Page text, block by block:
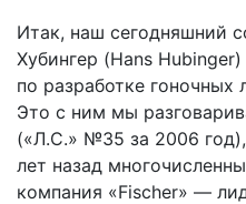
Итак, наш сегодняшний
Хубингер (Hans
по разработке
Это с ним мы
(«Л.С.» №35 за 2006
лет назад
компания «Fischer» —